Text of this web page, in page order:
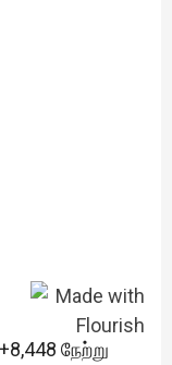
நேற்று